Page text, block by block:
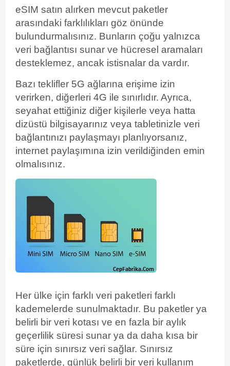
eSIM satın alırken mevcut paketler
arasındaki farklılıkları göz önünde
bulundurmalısınız. Bunların çoğu yalnızca
veri bağlantısı sunar ve hücresel aramaları
desteklemez, ancak istisnalar da vardır.
Bazı teklifler 5G ağlarına erişime izin
verirken, diğerleri 4G ile sınırlıdır. Ayrıca,
seyahat ettiğiniz diğer kişilerle veya hatta
dizüstü bilgisayarınız veya tabletinizle veri
bağlantınızı paylaşmayı planlıyorsanız,
internet paylaşımına izin verildiğinden emin
olmalısınız.
Her ülke için farklı veri paketleri farklı
kademelerde sunulmaktadır. Bu paketler ya
belirli bir veri kotası ve en fazla bir aylık
geçerlilik süresi sunar ya da daha kısa bir
süre için sınırsız veri sağlar. Sınırsız
paketlerde, günlük belirli bir veri kullanım